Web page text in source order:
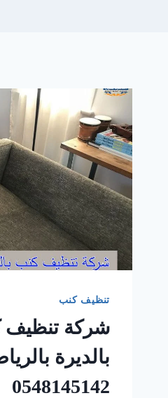
تنظيف كنب
شركة تنظيف
بالديرة
0548145142